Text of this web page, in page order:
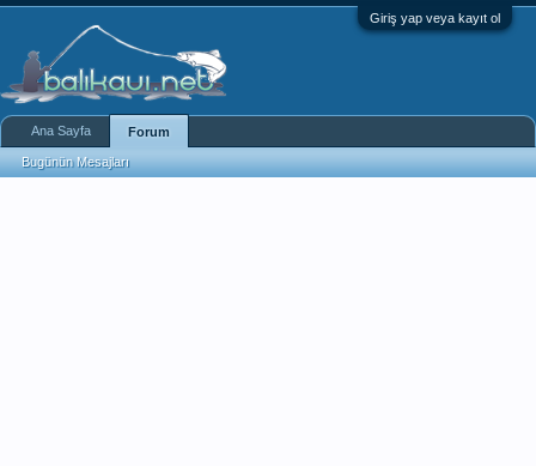
Giriş yap veya kayıt ol
Ana Sayfa Forum
Bugünün Mesajları